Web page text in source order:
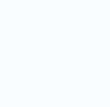
cookie